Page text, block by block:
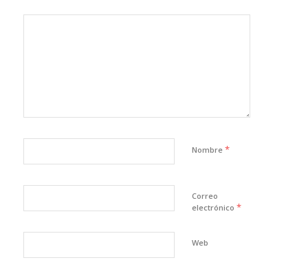
Nombre *
Correo
electrónico *
Web